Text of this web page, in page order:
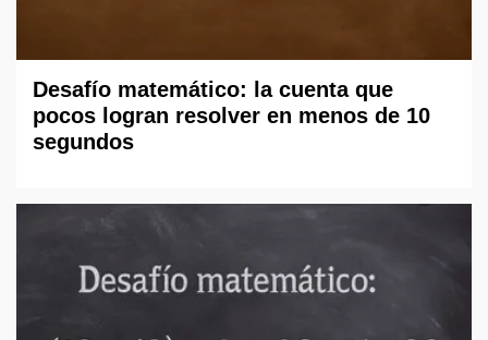
Desafío matemático: la cuenta que
pocos logran resolver en menos de 10
segundos